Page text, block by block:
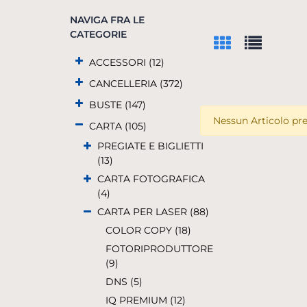
NAVIGA FRA LE
CATEGORIE
ACCESSORI (12)
CANCELLERIA (372)
BUSTE (147)
CARTA (105)
PREGIATE E BIGLIETTI
(13)
CARTA FOTOGRAFICA
(4)
CARTA PER LASER (88)
COLOR COPY (18)
FOTORIPRODUTTORE
(9)
DNS (5)
IQ PREMIUM (12)
Nessun Articolo